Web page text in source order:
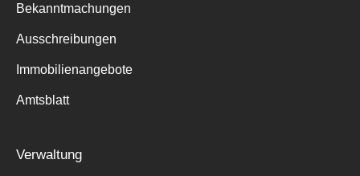
Bekanntmachungen
Ausschreibungen
Immobilienangebote
Amtsblatt
Verwaltung